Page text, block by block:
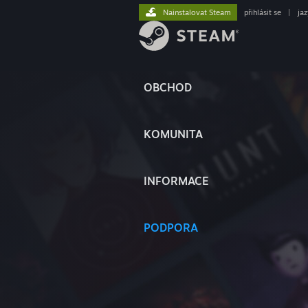
OBCHOD
KOMUNITA
INFORMACE
PODPORA
Nainstalovat Steam přihlásit se